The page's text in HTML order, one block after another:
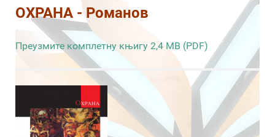
ОХРАНА - Романов
Преузмите комплетну књигу 2,4 MB (PDF)